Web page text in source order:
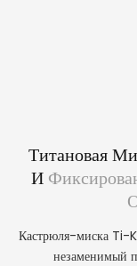
Титановая
И
Кастрюля-миска Ti-
незаменимый